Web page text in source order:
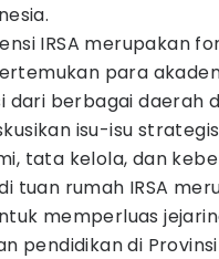
IRSA merupakan
para
dari berbagai daerah
isu-isu
tata kelola, dan
tuan rumah IRSA
memperluas
pendidikan di